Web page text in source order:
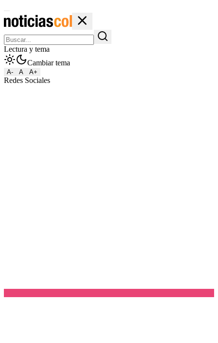
Lectura y tema
Cambiar tema
A- A A+
Redes Sociales